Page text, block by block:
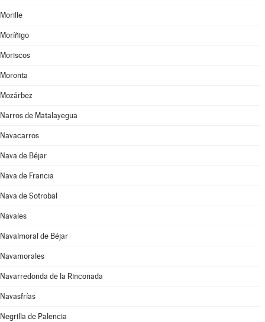
Morille
Moríñigo
Moriscos
Moronta
Mozárbez
Narros de Matalayegua
Navacarros
Nava de Béjar
Nava de Francia
Nava de Sotrobal
Navales
Navalmoral de Béjar
Navamorales
Navarredonda de la Rinconada
Navasfrías
Negrilla de Palencia